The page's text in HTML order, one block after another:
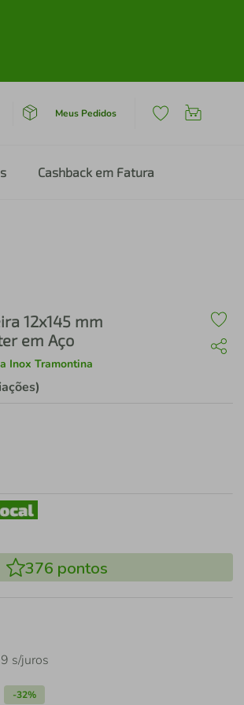
Meus Pedidos
Cashback em Fatura
12x145 mm
em Aço
Inox Tramontina
376 pontos
s/juros
-32%